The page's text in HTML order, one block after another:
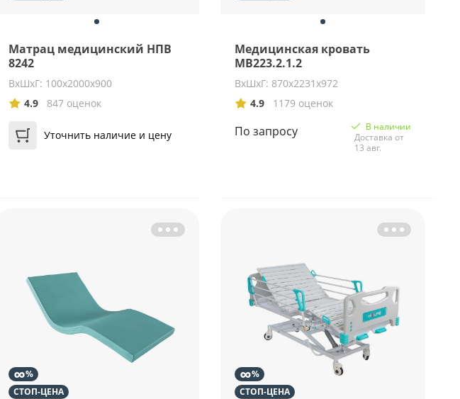
Матрац медицинский НПВ
8242
ВхШхГ: 100х2000х900
4.9
847 оценок
Уточнить наличие и цену
Медицинская кровать
MB223.2.1.2
ВхШхГ: 870x2231x972
4.9
1179 оценок
По запросу
В наличии
Доставка от
13 авг.
∞%
СТОП-ЦЕНА
∞%
СТОП-ЦЕНА